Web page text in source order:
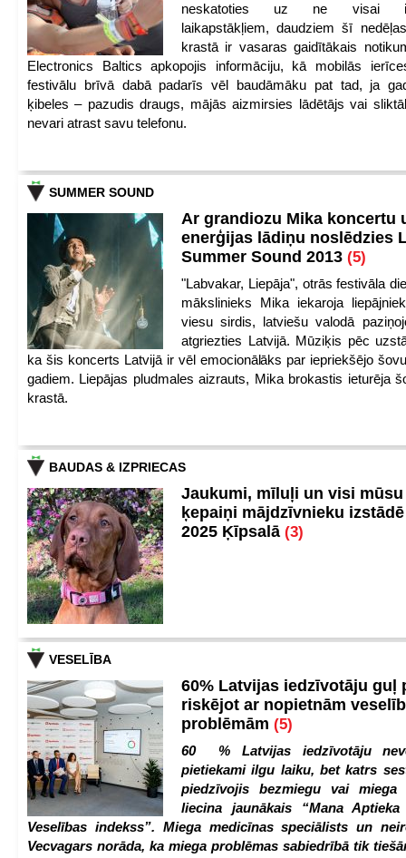
neskatoties uz ne visai
laikapstākļiem, daudziem šī
krastā ir vasaras gaidītākais
Electronics Baltics apkopojis informāciju, kā mobilās
festivālu brīvā dabā padarīs vēl baudāmāku pat tad, ja
ķibeles – pazudis draugs, mājās aizmirsies lādētājs vai
nevari atrast savu telefonu.
SUMMER SOUND
Ar grandiozu Mika koncertu
enerģijas lādiņu noslēdzies
Summer Sound 2013 (5)
"Labvakar, Liepāja", otrās festivāla
mākslinieks Mika iekaroja
viesu sirdis, latviešu valodā
atgriezties Latvijā. Mūziķis pēc
ka šis koncerts Latvijā ir vēl emocionālāks par iepriekšējo
gadiem. Liepājas pludmales aizrauts, Mika brokastis ieturēja
krastā.
BAUDAS & IZPRIECAS
Jaukumi, mīluļi un visi
ķepaiņi mājdzīvnieku
2025 Ķīpsalā (3)
VESELĪBA
60% Latvijas iedzīvotāju guļ
riskējot ar nopietnām
problēmām (5)
60 % Latvijas iedzīvotāju
pietiekami ilgu laiku, bet katrs
piedzīvojis bezmiegu vai miega
liecina jaunākais “Mana
Veselības indekss”. Miega medicīnas speciālists un
Vecvagars norāda, ka miega problēmas sabiedrībā tik